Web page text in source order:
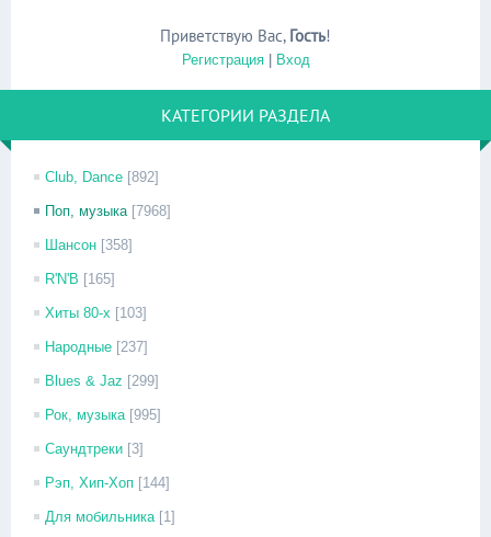
Приветствую Вас, Гость!
Регистрация| Вход
КАТЕГОРИИ РАЗДЕЛА
Club, Dance [892]
Поп, музыка [7968]
Шансон [358]
R'N'B [165]
Хиты 80-х [103]
Народные [237]
Blues & Jaz [299]
Рок, музыка [995]
Саундтреки [3]
Рэп, Хип-Хоп [144]
Для мобильника [1]